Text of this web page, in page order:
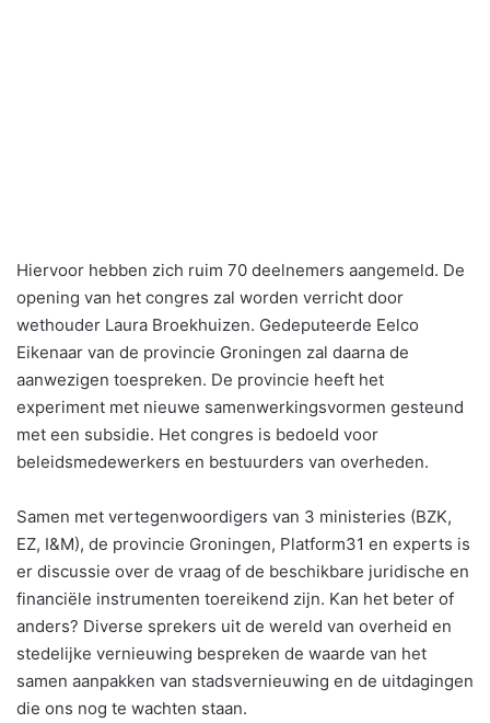
Hiervoor hebben zich ruim 70 deelnemers aangemeld. De
opening van het congres zal worden verricht door
wethouder Laura Broekhuizen. Gedeputeerde Eelco
Eikenaar van de provincie Groningen zal daarna de
aanwezigen toespreken. De provincie heeft het
experiment met nieuwe samenwerkingsvormen gesteund
met een subsidie. Het congres is bedoeld voor
beleidsmedewerkers en bestuurders van overheden.
Samen met vertegenwoordigers van 3 ministeries (BZK,
EZ, I&M), de provincie Groningen, Platform31 en experts is
er discussie over de vraag of de beschikbare juridische en
financiële instrumenten toereikend zijn. Kan het beter of
anders? Diverse sprekers uit de wereld van overheid en
stedelijke vernieuwing bespreken de waarde van het
samen aanpakken van stadsvernieuwing en de uitdagingen
die ons nog te wachten staan.